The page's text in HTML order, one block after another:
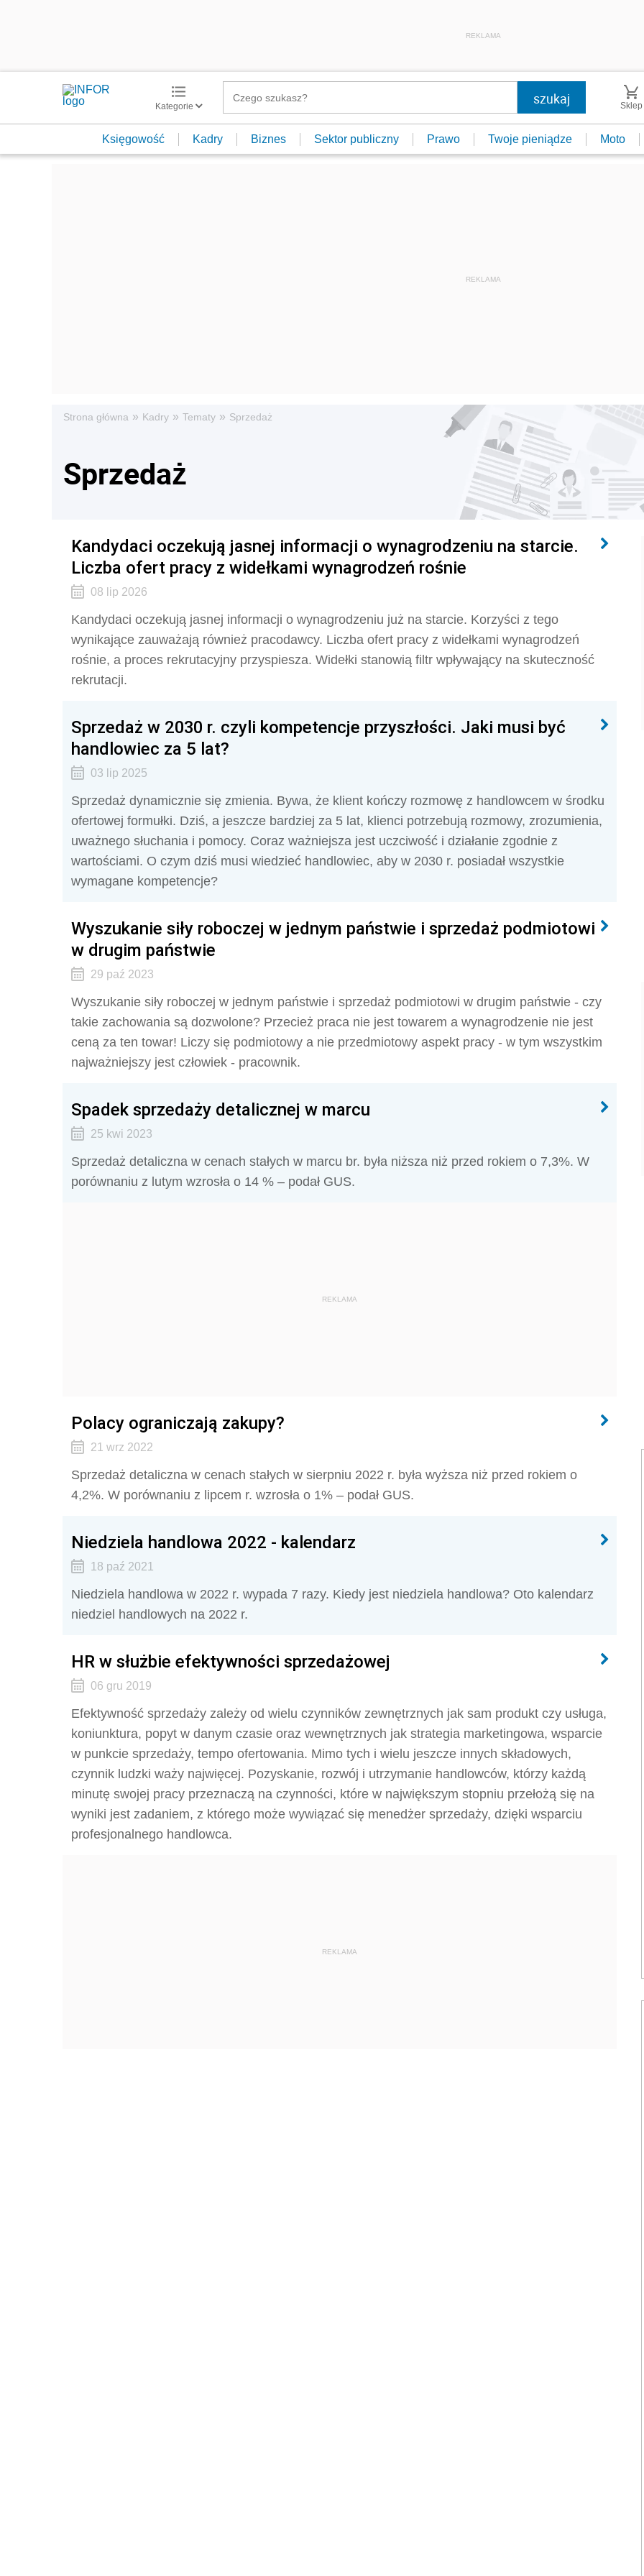
REKLAMA
Kategorie Sklep
Księgowość Kadry Biznes Sektor publiczny Prawo Twoje pieniądze Moto
Strona główna » Kadry » Tematy » Sprzedaż
Sprzedaż
Kandydaci oczekują jasnej informacji o wynagrodzeniu na starcie.
Liczba ofert pracy z widełkami wynagrodzeń rośnie
08 lip 2026
Kandydaci oczekują jasnej informacji o wynagrodzeniu już na starcie. Korzyści z tego
wynikające zauważają również pracodawcy. Liczba ofert pracy z widełkami wynagrodzeń
rośnie, a proces rekrutacyjny przyspiesza. Widełki stanowią filtr wpływający na skuteczność
rekrutacji.
Sprzedaż w 2030 r. czyli kompetencje przyszłości. Jaki musi być
handlowiec za 5 lat?
03 lip 2025
Sprzedaż dynamicznie się zmienia. Bywa, że klient kończy rozmowę z handlowcem w środku
ofertowej formułki. Dziś, a jeszcze bardziej za 5 lat, klienci potrzebują rozmowy, zrozumienia,
uważnego słuchania i pomocy. Coraz ważniejsza jest uczciwość i działanie zgodnie z
wartościami. O czym dziś musi wiedzieć handlowiec, aby w 2030 r. posiadał wszystkie
wymagane kompetencje?
Wyszukanie siły roboczej w jednym państwie i sprzedaż podmiotowi
w drugim państwie
29 paź 2023
Wyszukanie siły roboczej w jednym państwie i sprzedaż podmiotowi w drugim państwie - czy
takie zachowania są dozwolone? Przecież praca nie jest towarem a wynagrodzenie nie jest
ceną za ten towar! Liczy się podmiotowy a nie przedmiotowy aspekt pracy - w tym wszystkim
najważniejszy jest człowiek - pracownik.
Spadek sprzedaży detalicznej w marcu
25 kwi 2023
Sprzedaż detaliczna w cenach stałych w marcu br. była niższa niż przed rokiem o 7,3%. W
porównaniu z lutym wzrosła o 14 % – podał GUS.
REKLAMA
Polacy ograniczają zakupy?
21 wrz 2022
Sprzedaż detaliczna w cenach stałych w sierpniu 2022 r. była wyższa niż przed rokiem o
4,2%. W porównaniu z lipcem r. wzrosła o 1% – podał GUS.
Niedziela handlowa 2022 - kalendarz
18 paź 2021
Niedziela handlowa w 2022 r. wypada 7 razy. Kiedy jest niedziela handlowa? Oto kalendarz
niedziel handlowych na 2022 r.
HR w służbie efektywności sprzedażowej
06 gru 2019
Efektywność sprzedaży zależy od wielu czynników zewnętrznych jak sam produkt czy usługa,
koniunktura, popyt w danym czasie oraz wewnętrznych jak strategia marketingowa, wsparcie
w punkcie sprzedaży, tempo ofertowania. Mimo tych i wielu jeszcze innych składowych,
czynnik ludzki waży najwięcej. Pozyskanie, rozwój i utrzymanie handlowców, którzy każdą
minutę swojej pracy przeznaczą na czynności, które w największym stopniu przełożą się na
wyniki jest zadaniem, z którego może wywiązać się menedżer sprzedaży, dzięki wsparciu
profesjonalnego handlowca.
REKLAMA